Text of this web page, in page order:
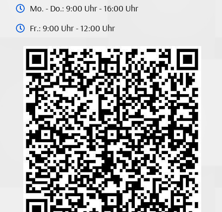
Mo. - Do.: 9:00 Uhr - 16:00 Uhr
Fr.: 9:00 Uhr - 12:00 Uhr